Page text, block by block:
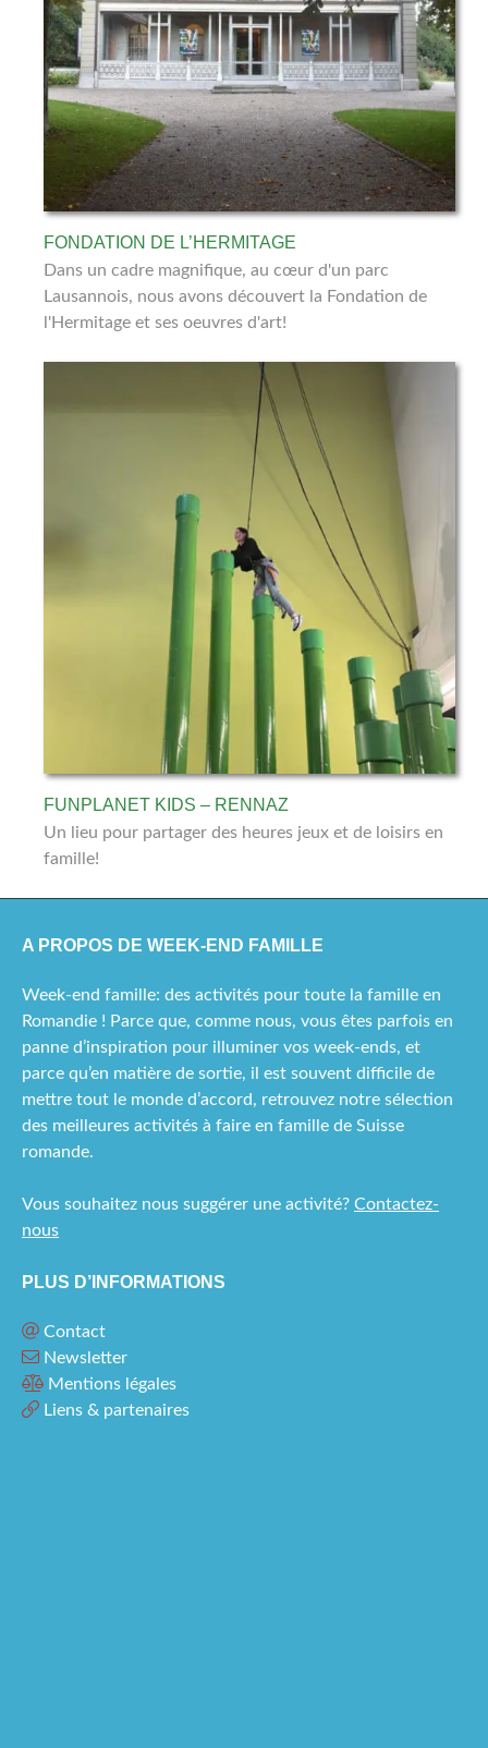
FONDATION DE L’HERMITAGE
Dans un cadre magnifique, au cœur d'un parc
Lausannois, nous avons découvert la Fondation de
l'Hermitage et ses oeuvres d'art!
FUNPLANET KIDS – RENNAZ
Un lieu pour partager des heures jeux et de loisirs en
famille!
A PROPOS DE WEEK-END FAMILLE
Week-end famille: des activités pour toute la famille en
Romandie ! Parce que, comme nous, vous êtes parfois en
panne d’inspiration pour illuminer vos week-ends, et
parce qu’en matière de sortie, il est souvent difficile de
mettre tout le monde d’accord, retrouvez notre sélection
des meilleures activités à faire en famille de Suisse
romande.
Vous souhaitez nous suggérer une activité? Contactez-
nous
PLUS D’INFORMATIONS
Contact
Newsletter
Mentions légales
Liens & partenaires